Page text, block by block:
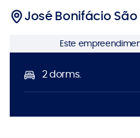
José Bonifácio
Este
2 dorms.